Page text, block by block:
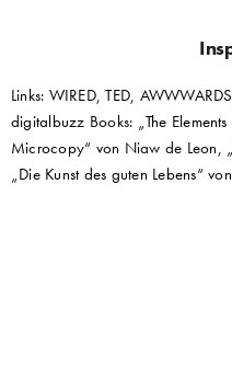
Links: WIRED,TED,
digitalbuzz Books: „The
Microcopy“ von Niaw de Leon,
„Die Kunst des guten Lebens“